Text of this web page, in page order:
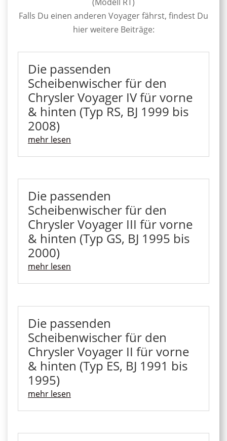
Falls Du einen anderen Voyager fährst, findest Du
hier weitere Beiträge:
Die passenden
Scheibenwischer für den
Chrysler Voyager IV für vorne
& hinten (Typ RS, BJ 1999 bis
2008)
mehr lesen
Die passenden
Scheibenwischer für den
Chrysler Voyager III für vorne
& hinten (Typ GS, BJ 1995 bis
2000)
mehr lesen
Die passenden
Scheibenwischer für den
Chrysler Voyager II für vorne
& hinten (Typ ES, BJ 1991 bis
1995)
mehr lesen